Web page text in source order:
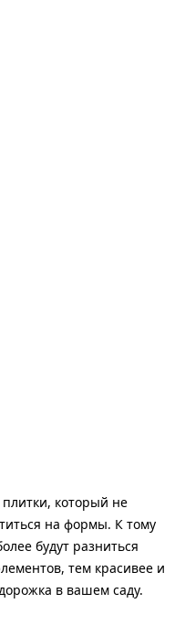
плитки, который не
на формы. К тому
будут разниться
тем красивее и
в вашем саду.